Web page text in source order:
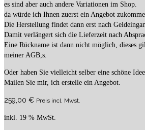
es sind aber auch andere Variationen im Shop.
da würde ich Ihnen zuerst ein Angebot
Die Herstellung findet dann erst nach
Damit verlängert sich die Lieferzeit nach
Eine Rückname ist dann nicht möglich, dieses
meiner AGB,s.
Oder haben Sie vielleicht selber eine schöne
Mailen Sie mir, ich erstelle ein Angebot.
259,00 € Preis incl. Mwst.
inkl. 19 % MwSt.